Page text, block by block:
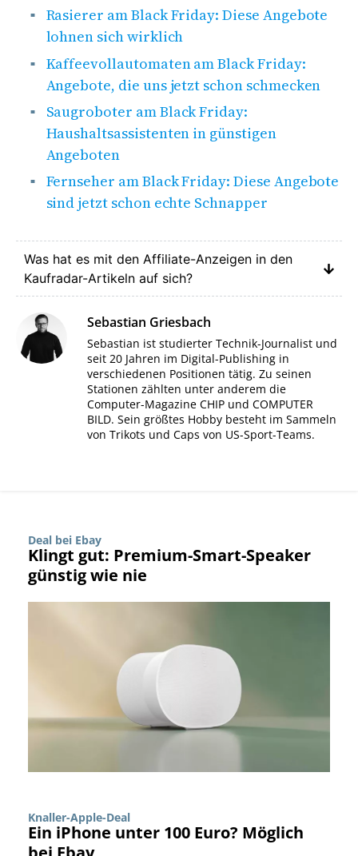
Rasierer am Black Friday: Diese Angebote
lohnen sich wirklich
Kaffeevollautomaten am Black Friday:
Angebote, die uns jetzt schon schmecken
Saugroboter am Black Friday:
Haushaltsassistenten in günstigen
Angeboten
Fernseher am Black Friday: Diese Angebote
sind jetzt schon echte Schnapper
Was hat es mit den Affiliate-Anzeigen in den
Kaufradar-Artikeln auf sich?
Sebastian Griesbach
Sebastian ist studierter Technik-Journalist und
seit 20 Jahren im Digital-Publishing in
verschiedenen Positionen tätig. Zu seinen
Stationen zählten unter anderem die
Computer-Magazine CHIP und COMPUTER
BILD. Sein größtes Hobby besteht im Sammeln
von Trikots und Caps von US-Sport-Teams.
Deal bei Ebay
Klingt gut: Premium-Smart-Speaker
günstig wie nie
Knaller-Apple-Deal
Ein iPhone unter 100 Euro? Möglich